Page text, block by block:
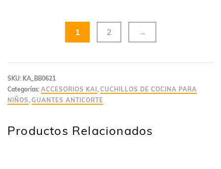
1 2 →
SKU: KA_BB0621
Categorías: ACCESORIOS KAI , CUCHILLOS DE COCINA PARA
NIÑOS , GUANTES ANTICORTE
Productos Relacionados